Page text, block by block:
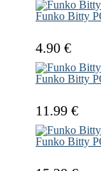
Funko Bitty
4.90 €
Funko Bitty
11.99 €
Funko Bitty